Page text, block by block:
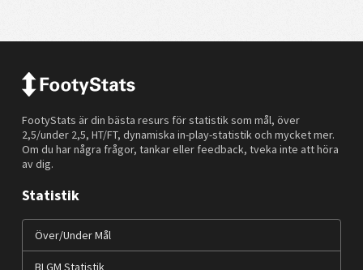
FootyStats är din bästa resurs för statistik som mål, över
2,5/under 2,5, HT/FT, dynamiska in-play-statistik och mycket mer.
Om du har några frågor, tankar eller feedback, tveka inte att höra
av dig.
Statistik
Över/Under Mål
BLGM Statistik